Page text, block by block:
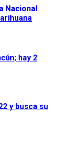
Nacional
hay 2
y busca su